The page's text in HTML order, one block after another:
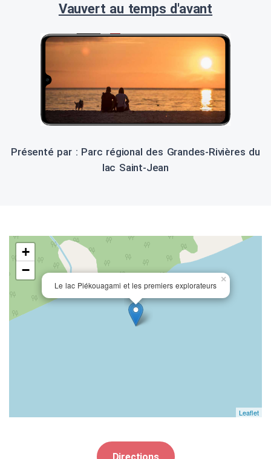
Vauvert au temps d'avant
Présenté par : Parc régional des Grandes-Rivières du
lac Saint-Jean
Le lac Piékouagami et les premiers explorateurs
×
+
−
Leaflet
Directions